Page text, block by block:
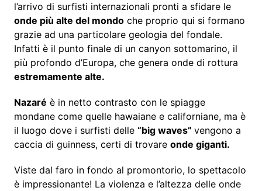
l’arrivo di surfisti internazionali pronti a sfidare le
onde più alte del mondoche proprio qui si formano
grazie ad una particolare geologia del fondale.
Infatti è il punto finale di un canyon sottomarino, il
più profondo d’Europa, che genera onde di rottura
estremamente alte.
Nazaré è in netto contrasto con le spiagge
mondane come quelle hawaiane e californiane, ma è
il luogo dove i surfisti delle “big waves” vengono a
caccia di guinness, certi di trovare onde giganti.
Viste dal faro in fondo al promontorio, lo spettacolo
è impressionante! La violenza e l’altezza delle onde